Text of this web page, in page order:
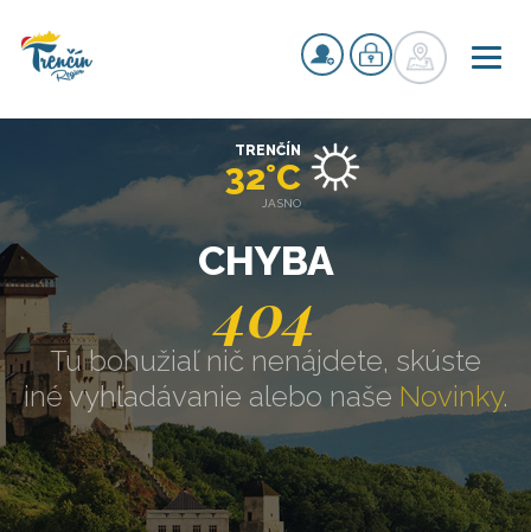
CHYBA
404
Tu bohužiaľ nič nenájdete, skúste
iné vyhľadávanie alebo naše Novinky.
TRENČÍN
32°C
JASNO